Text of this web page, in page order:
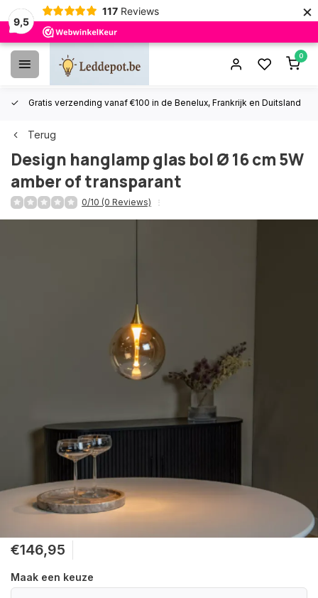
9,5
117 Reviews ×
0
Gratis verzending vanaf €100 in de Benelux, Frankrijk en Duitsland
Terug
Design hanglamp glas bol Ø 16 cm 5W
amber of transparant
0/10 (0 Reviews)
€146,95
Maak een keuze